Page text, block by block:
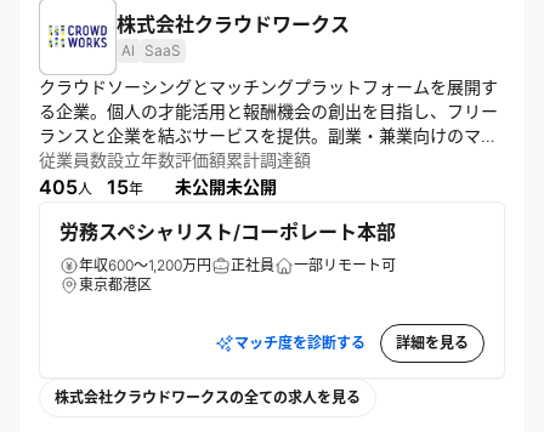
株式会社クラウドワークス
AI SaaS
クラウドソーシングとマッチングプラットフォームを展開す
る企業。個人の才能活用と報酬機会の創出を目指し、フリー
ランスと企業を結ぶサービスを提供。副業・兼業向けのマッ
チングや、企業の生産性向上を支援するSaaSも展開。AIを活
用し、マッチング精度の向上に取り組む。
従業員数
405人
設立年数
15年
評価額
未公開
累計調達額
未公開
労務スペシャリスト/コーポレート本部
年収600～1,200万円 正社員
一部リモート可
東京都港区
マッチ度を診断する 詳細を見る
株式会社クラウドワークスの全ての求人を見る